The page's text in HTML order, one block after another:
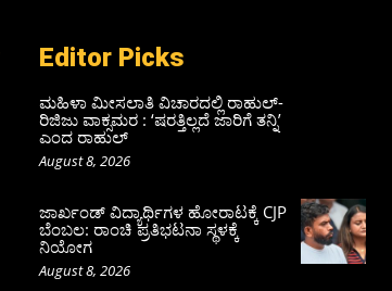
Editor Picks
ಮಹಿಳಾ ಮೀಸಲಾತಿ ವಿಚಾರದಲ್ಲಿ ರಾಹುಲ್‌-
ರಿಜಿಜು ವಾಕ್ಸಮರ : ‘ಷರತ್ತಿಲ್ಲದೆ ಜಾರಿಗೆ ತನ್ನಿ’
ಎಂದ ರಾಹುಲ್‌
August 8, 2026
ಜಾರ್ಖಂಡ್‌ ವಿದ್ಯಾರ್ಥಿಗಳ ಹೋರಾಟಕ್ಕೆ CJP
ಬೆಂಬಲ: ರಾಂಚಿ ಪ್ರತಿಭಟನಾ ಸ್ಥಳಕ್ಕೆ
ನಿಯೋಗ
August 8, 2026